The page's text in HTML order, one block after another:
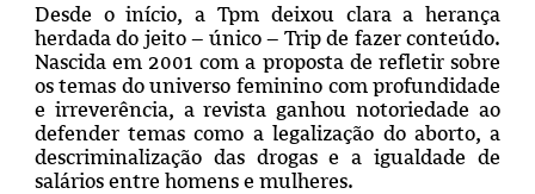
Desde o início, a Tpm deixou clara a herança
herdada do jeito – único – Trip de fazer conteúdo.
Nascida em 2001 com a proposta de refletir sobre
os temas do universo feminino com profundidade
e irreverência, a revista ganhou notoriedade ao
defender temas como a legalização do aborto, a
descriminalização das drogas e a igualdade de
salários entre homens e mulheres.